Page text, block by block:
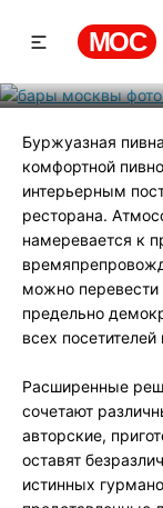
МОС
Буржуазная
комфортной
интерьерным
ресторана.
намеревается к
можно перевести
предельно
всех посетителей
Расширенные
сочетают
авторские,
оставят
истинных